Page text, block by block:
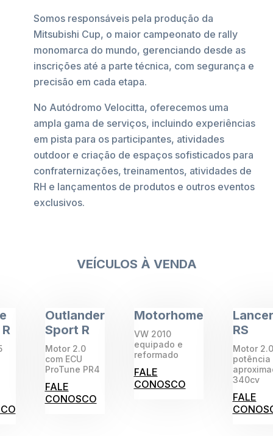
Somos responsáveis pela produção da
Mitsubishi Cup, o maior campeonato de rally
monomarca do mundo, gerenciando desde as
inscrições até a parte técnica, com segurança e
precisão em cada etapa.
No Autódromo Velocitta, oferecemos uma
ampla gama de serviços, incluindo experiências
em pista para os participantes, atividades
outdoor e criação de espaços sofisticados para
confraternizações, treinamentos, atividades de
RH e lançamentos de produtos e outros eventos
exclusivos.
VEÍCULOS À VENDA
Outlander
Sport R
Motor 2.0
com ECU
ProTune PR4
FALE
CONOSCO
Motorhome
VW 2010
equipado e
reformado
FALE
CONOSCO
RS
Motor
potência
340cv
FALE